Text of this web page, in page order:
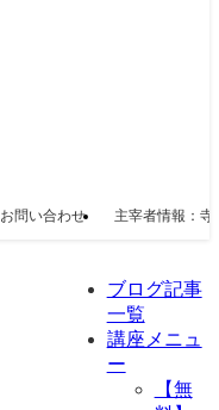
お問い合わせ 主宰者情報：寺
ブログ記事
一覧
講座メニュ
ー
【無